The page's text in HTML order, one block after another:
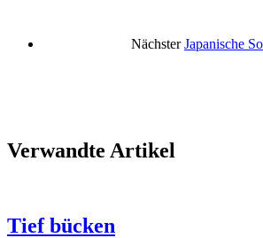
Nächster Japanische
Verwandte Artikel
Tief bücken